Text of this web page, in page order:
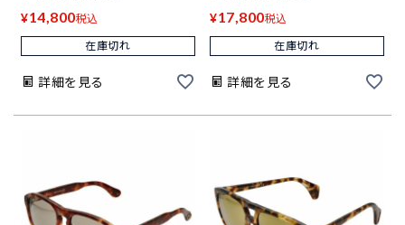
¥14,800税込
在庫切れ
詳細を見る
¥17,800税込
在庫切れ
詳細を見る